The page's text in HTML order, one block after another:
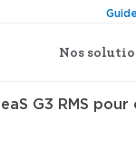
Nos
G3 RMS